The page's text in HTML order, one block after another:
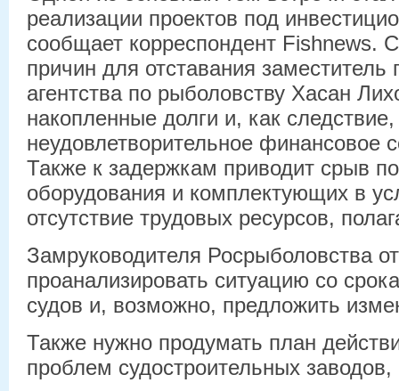
реализации проектов под
сообщает корреспондент Fishnews.
причин для отставания заместитель
агентства по рыболовству Хасан
накопленные долги и, как следствие,
неудовлетворительное финансовое
Также к задержкам приводит срыв
оборудования и комплектующих в
отсутствие трудовых ресурсов,
Замруководителя Росрыболовства
проанализировать ситуацию со
судов и, возможно, предложить
Также нужно продумать план
проблем судостроительных